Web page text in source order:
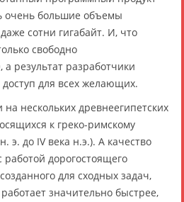
очень большие объемы
сотни гигабайт. И, что
свободно
результат разработчики
для всех желающих.
на нескольких древнеегипетских
к греко-римскому
э. до IV века н.э.). А качество
работой дорогостоящего
для сходных задач,
значительно быстрее,